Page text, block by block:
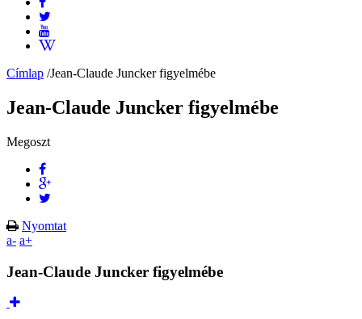
Címlap /Jean-Claude Juncker figyelmébe
Jean-Claude Juncker figyelmébe
Megoszt
Nyomtat
a- a+
Jean-Claude Juncker figyelmébe